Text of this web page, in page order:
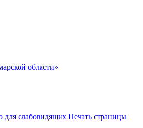
области»
для слабовидящих Печать страницы